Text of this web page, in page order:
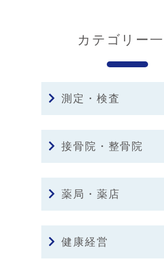
カテゴリー
測定・検査
接骨院・整骨院
薬局・薬店
健康経営